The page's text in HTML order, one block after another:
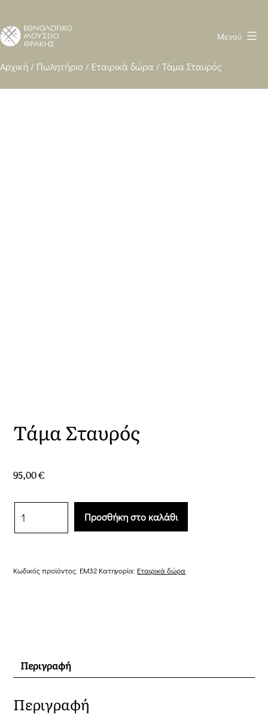
Ethnological
Μενού
Αρχική / Πωλητήριο / Εταιρικά δώρα /Τάμα Σταυρός
Τάμα Σταυρός
95,00€
Σταυρός
Προσθήκη στο καλάθι
Κωδικός προϊόντος: EM32 Κατηγορία: Εταιρικά δώρα
Περιγραφή
Περιγραφή